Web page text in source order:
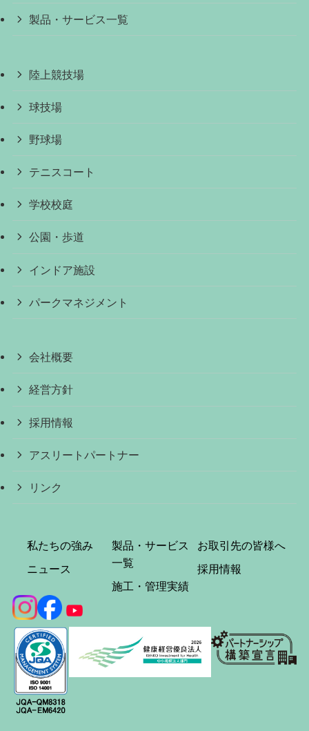
製品・サービス一覧
陸上競技場
球技場
野球場
テニスコート
学校校庭
公園・歩道
インドア施設
パークマネジメント
会社概要
経営方針
採用情報
アスリートパートナー
リンク
私たちの強み
ニュース
製品・サービス
一覧
施工・管理実績
お取引先の皆様へ
採用情報